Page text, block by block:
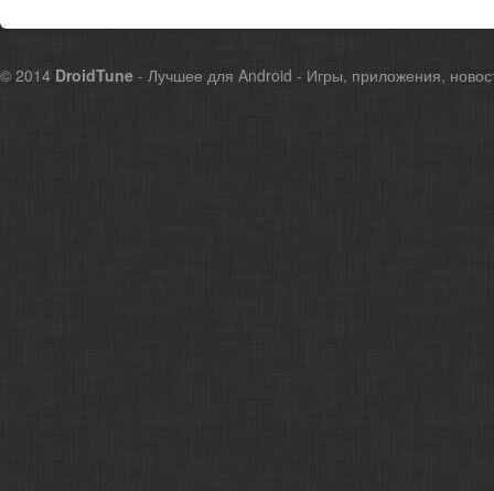
© 2014 DroidTune - Лучшее для Android - Игры, приложения,